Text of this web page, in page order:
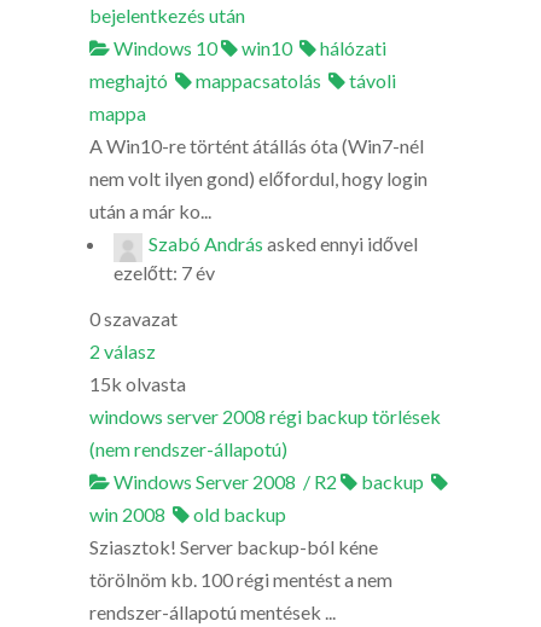
bejelentkezés után
Windows 10
win10
hálózati
meghajtó
mappacsatolás
távoli
mappa
A Win10-re történt átállás óta (Win7-nél
nem volt ilyen gond) előfordul, hogy login
után a már ko...
Szabó András asked ennyi idővel
ezelőtt: 7 év
0szavazat
2 válasz
15k olvasta
windows server 2008 régi backup törlések
(nem rendszer-állapotú)
Windows Server 2008 / R2
backup
win 2008
old backup
Sziasztok! Server backup-ból kéne
törölnöm kb. 100 régi mentést a nem
rendszer-állapotú mentések ...